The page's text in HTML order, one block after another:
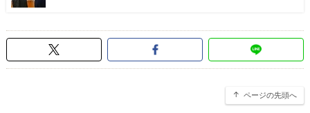
ページの先頭へ